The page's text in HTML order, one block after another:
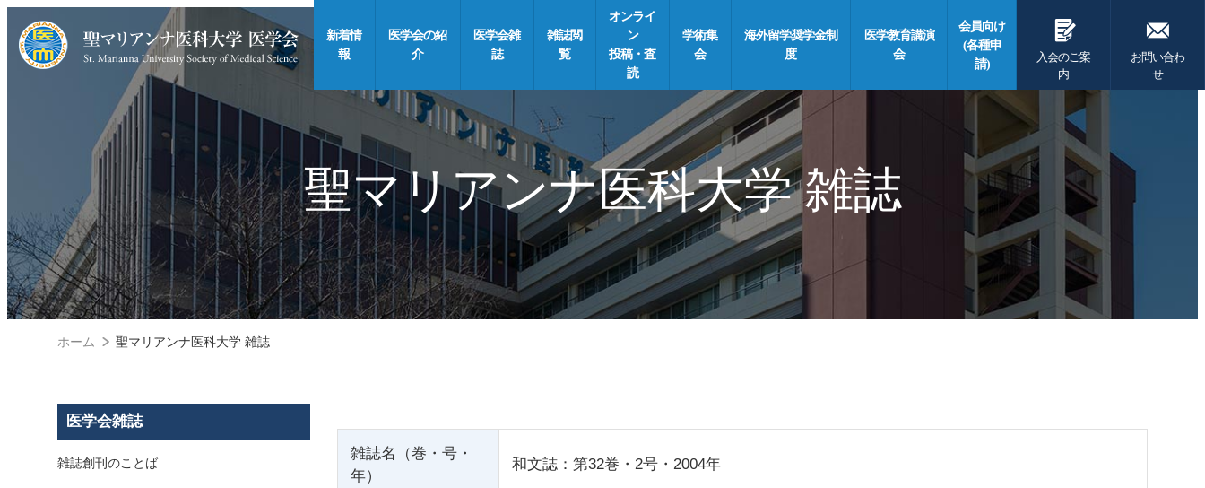
新着情
報
医学会の紹
介
医学会雑
誌
雑誌閲
覧
オンライ
ン
投稿・査
読
学術集
会
海外留学奨学金制
度
医学教育講演
会
会員向け
(各種申
請)
G
入会のご案
内
F
お問い合わ
せ
聖マリアンナ医科大学 雑誌
ホーム 聖マリアンナ医科大学 雑誌
雑誌名（巻・号・
年）
和文誌：第32巻・2号・2004年
医学会雑誌
雑誌創刊のことば